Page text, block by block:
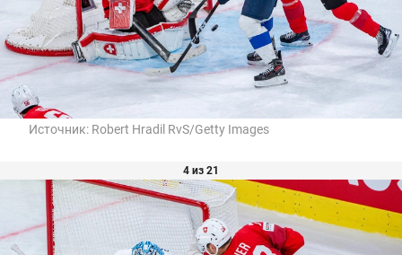
Источник: Robert Hradil RvS/Getty Images
4 из 21